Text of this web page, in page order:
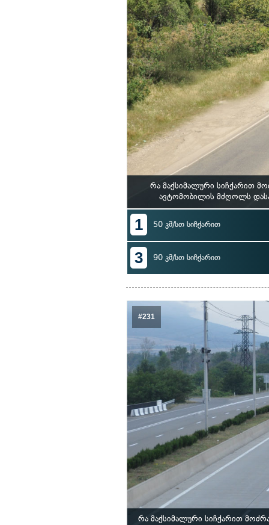
რა მაქსიმალური სიჩქარით
ავტომობილის მძღოლს
1 50 კმ/სთ სიჩქარით
3 90 კმ/სთ სიჩქარით
#231
რა მაქსიმალური სიჩქარით